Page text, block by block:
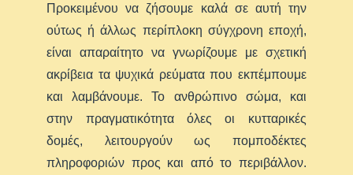
Προκειμένου να ζήσουμε καλά σε αυτή την
ούτως ή άλλως περίπλοκη σύγχρονη εποχή,
είναι απαραίτητο να γνωρίζουμε με σχετική
ακρίβεια τα ψυχικά ρεύματα που εκπέμπουμε
και λαμβάνουμε. Το ανθρώπινο σώμα, και
στην πραγματικότητα όλες οι κυτταρικές
δομές, λειτουργούν ως πομποδέκτες
πληροφοριών προς και από το περιβάλλον.